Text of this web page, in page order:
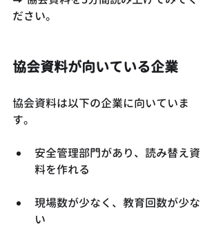
ださい。
協会資料が向いている企業
協会資料は以下の企業に向いていま
す。
安全管理部門があり、読み替え資
料を作れる
現場数が少なく、教育回数が少な
い